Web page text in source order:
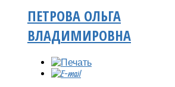
ПЕТРОВА ОЛЬГА
ВЛАДИМИРОВНА